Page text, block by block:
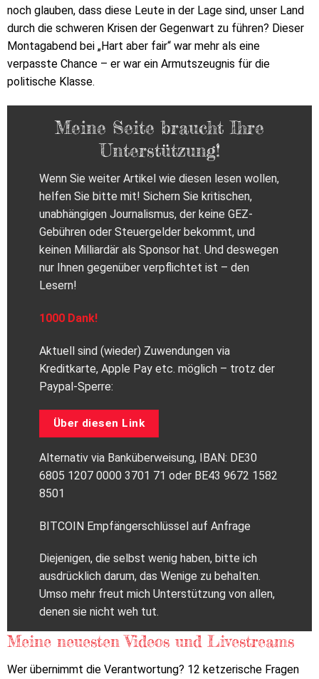
noch glauben, dass diese Leute in der Lage sind, unser Land
durch die schweren Krisen der Gegenwart zu führen? Dieser
Montagabend bei „Hart aber fair“ war mehr als eine
verpasste Chance – er war ein Armutszeugnis für die
politische Klasse.
Meine Seite braucht Ihre
Unterstützung!
Wenn Sie weiter Artikel wie diesen lesen wollen,
helfen Sie bitte mit! Sichern Sie kritischen,
unabhängigen Journalismus, der keine GEZ-
Gebühren oder Steuergelder bekommt, und
keinen Milliardär als Sponsor hat. Und deswegen
nur Ihnen gegenüber verpflichtet ist – den
Lesern!
1000 Dank!
Aktuell sind (wieder) Zuwendungen via
Kreditkarte, Apple Pay etc. möglich – trotz der
Paypal-Sperre:
Über diesen Link
Alternativ via Banküberweisung, IBAN: DE30
6805 1207 0000 3701 71 oder BE43 9672 1582
8501
BITCOIN Empfängerschlüssel auf Anfrage
Diejenigen, die selbst wenig haben, bitte ich
ausdrücklich darum, das Wenige zu behalten.
Umso mehr freut mich Unterstützung von allen,
denen sie nicht weh tut.
Meine neuesten Videos und Livestreams
Wer übernimmt die Verantwortung? 12 ketzerische Fragen